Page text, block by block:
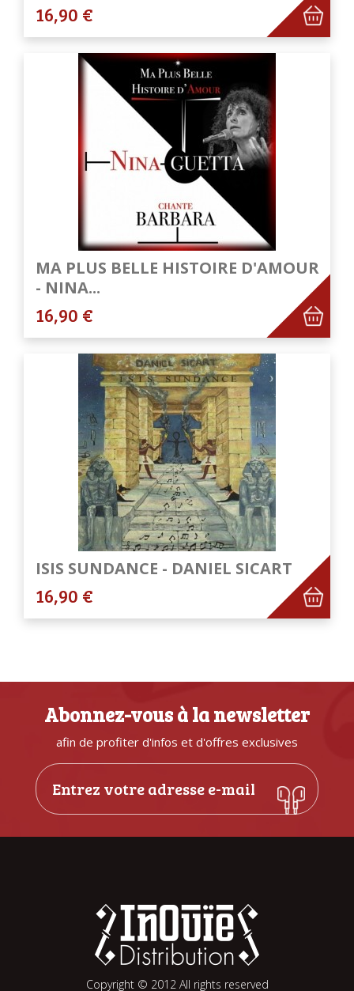
16,90 €
MA PLUS BELLE HISTOIRE D'AMOUR
- NINA...
16,90 €
ISIS SUNDANCE - DANIEL SICART
16,90 €
Abonnez-vous à la newsletter
afin de profiter d'infos et d'offres exclusives
Copyright © 2012 All rights reserved